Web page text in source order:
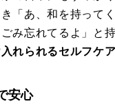
「あ、和を持って
み忘れてるよ」と
れられるセルフケ
安心